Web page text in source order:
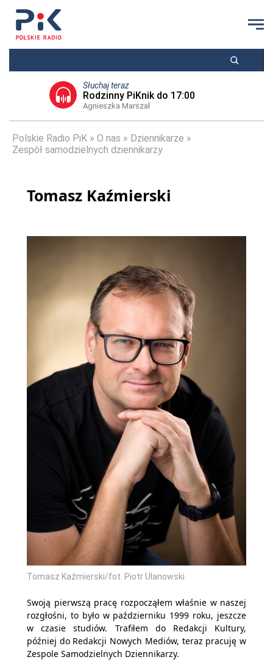
Słuchaj teraz
Rodzinny PiKnik do 17:00
Agnieszka Marszał
Polskie Radio PiK O nas
Dziennikarze
Zespół samodzielnych dziennikarzy
Tomasz Kaźmierski
Tomasz Kaźmierski/fot. Piotr Ulanowski
Swoją pierwszą pracę rozpocząłem właśnie w naszej
rozgłośni, to było w październiku 1999 roku, jeszcze
w czasie studiów. Trafiłem do Redakcji Kultury,
później do Redakcji Nowych Mediów, teraz pracuję w
Zespole Samodzielnych Dziennikarzy.